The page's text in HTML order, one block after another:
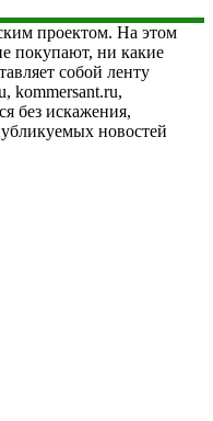
проектом. На этом
покупают, ни какие
собой ленту
kommersant.ru,
без искажения,
новостей